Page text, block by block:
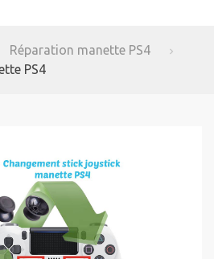
Réparation manette PS4
PS4